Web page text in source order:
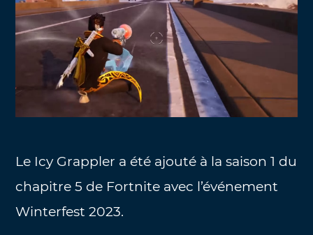
Le Icy Grappler a été ajouté à la saison 1 du
chapitre 5 de Fortnite avec l’événement
Winterfest 2023.